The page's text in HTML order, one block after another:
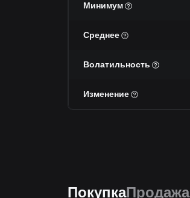
Минимум
Среднее
Волатильность
Изменение
ПокупкаПродажа